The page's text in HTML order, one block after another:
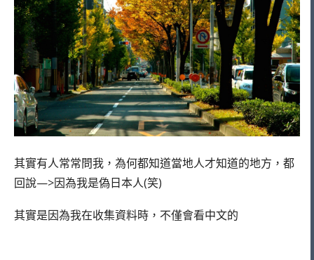
其實有人常常問我，為何都知道當地人才知道的地方，都
回說—>因為我是偽日本人(笑)
其實是因為我在收集資料時，不僅會看中文的